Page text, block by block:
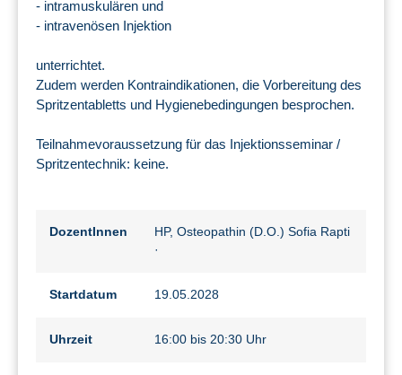
- intramuskulären und
- intravenösen Injektion
unterrichtet.
Zudem werden Kontraindikationen, die Vorbereitung des
Spritzentabletts und Hygienebedingungen besprochen.
Teilnahmevoraussetzung für das Injektionsseminar /
Spritzentechnik: keine.
DozentInnen
HP, Osteopathin (D.O.) Sofia Rapti
·
Startdatum 19.05.2028
Uhrzeit 16:00 bis 20:30 Uhr